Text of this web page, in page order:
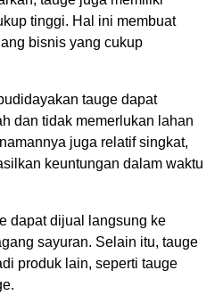
tinggi. Hal ini membuat
bisnis yang cukup
tauge dapat
dan tidak memerlukan lahan
juga relatif singkat,
keuntungan dalam waktu
dapat dijual langsung ke
sayuran. Selain itu, tauge
produk lain, seperti tauge